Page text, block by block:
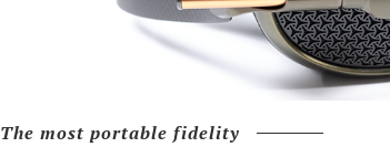
The most portable fidelity